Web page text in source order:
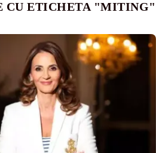
CU ETICHETA "MITING"